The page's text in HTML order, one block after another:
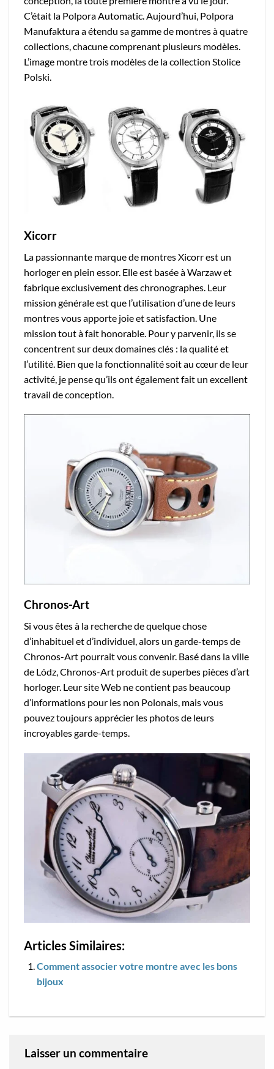
C’était la Polpora Automatic. Aujourd’hui, Polpora
Manufaktura a étendu sa gamme de montres à quatre
collections, chacune comprenant plusieurs modèles.
L’image montre trois modèles de la collection Stolice
Polski.
Xicorr
La passionnante marque de montres Xicorr est un
horloger en plein essor. Elle est basée à Warzaw et
fabrique exclusivement des chronographes. Leur
mission générale est que l’utilisation d’une de leurs
montres vous apporte joie et satisfaction. Une
mission tout à fait honorable. Pour y parvenir, ils se
concentrent sur deux domaines clés : la qualité et
l’utilité. Bien que la fonctionnalité soit au cœur de leur
activité, je pense qu’ils ont également fait un excellent
travail de conception.
Chronos-Art
Si vous êtes à la recherche de quelque chose
d’inhabituel et d’individuel, alors un garde-temps de
Chronos-Art pourrait vous convenir. Basé dans la ville
de Lódz, Chronos-Art produit de superbes pièces d’art
horloger. Leur site Web ne contient pas beaucoup
d’informations pour les non Polonais, mais vous
pouvez toujours apprécier les photos de leurs
incroyables garde-temps.
Articles Similaires:
Comment associer votre montre avec les bons
bijoux
Laisser un commentaire